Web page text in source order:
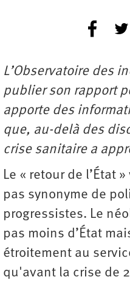
L’Observatoire des
publier son rapport
apporte des
que, au-delà des
crise sanitaire a
Le « retour de l’État
pas synonyme de
progressistes. Le
pas moins d’État
étroitement au
qu'avant la crise de